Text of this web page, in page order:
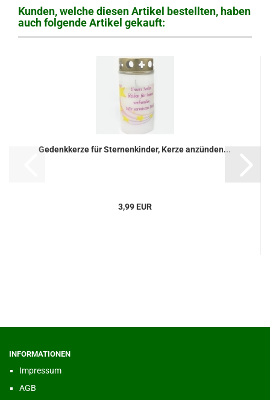
Kunden, welche diesen Artikel bestellten, haben
auch folgende Artikel gekauft:
Gedenkkerze für Sternenkinder, Kerze anzünden...
3,99 EUR
INFORMATIONEN
Impressum
AGB